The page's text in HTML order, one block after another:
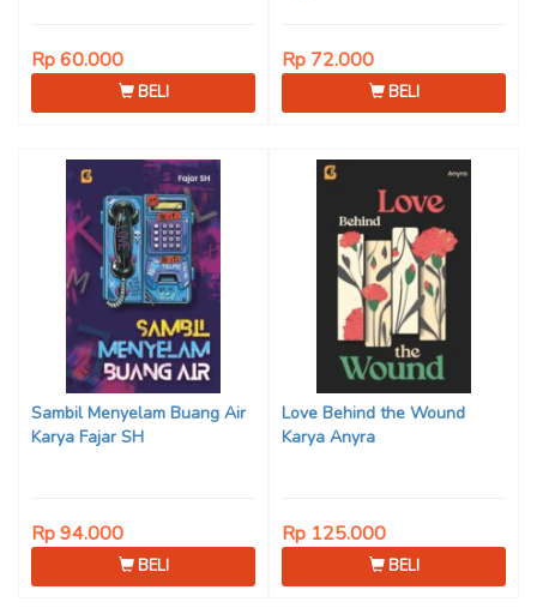
Rp 60.000
BELI
Rp 72.000
BELI
Sambil Menyelam Buang Air
Karya Fajar SH
Rp 94.000
BELI
Love Behind the Wound
Karya Anyra
Rp 125.000
BELI